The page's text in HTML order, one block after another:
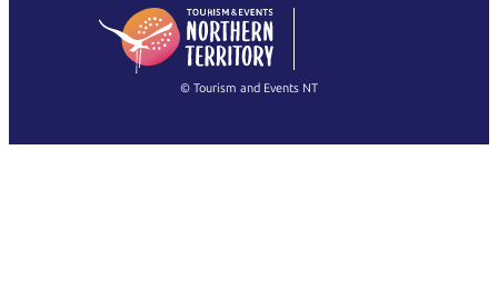
English
(Singapore)
Français
繁體中文
© Tourism and Events NT